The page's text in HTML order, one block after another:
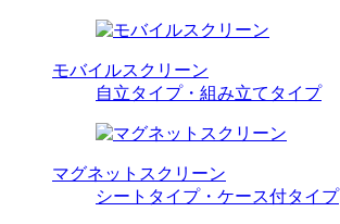
モバイルスクリーン
自立タイプ・組み立てタイプ
マグネットスクリーン
シートタイプ・ケース付タイプ